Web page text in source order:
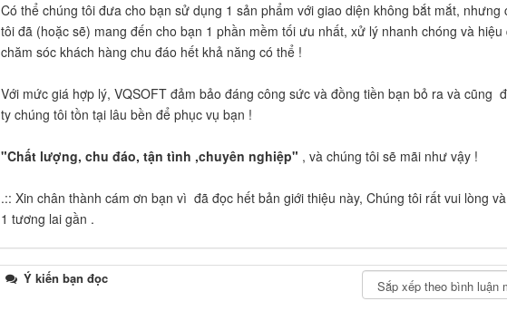
Có thể chúng tôi đưa cho bạn sử dụng 1 sản phẩm với giao diện không bắt mắt,
tôi đã (hoặc sẽ) mang đến cho bạn 1 phần mềm tối ưu nhất, xử lý nhanh chóng và
chăm sóc khách hàng chu đáo hết khả năng có thể !
Với mức giá hợp lý, VQSOFT đảm bảo đáng công sức và đồng tiền bạn bỏ ra và cũng
ty chúng tôi tồn tại lâu bền để phục vụ bạn !
"Chất lượng, chu đáo, tận tình ,chuyên nghiệp" , và chúng tôi sẽ mãi như vậy !
.:: Xin chân thành cám ơn bạn vì đã đọc hết bản giới thiệu này, Chúng tôi rất vui lòng
1 tương lai gần .
Ý kiến bạn đọc